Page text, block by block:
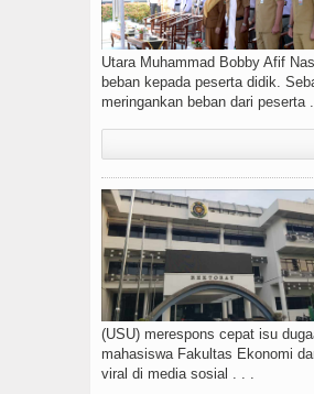
Utara Muhammad Bobby Afif
beban kepada peserta didik.
meringankan beban dari peserta
(USU) merespons cepat isu
mahasiswa Fakultas Ekonomi
viral di media sosial . . .